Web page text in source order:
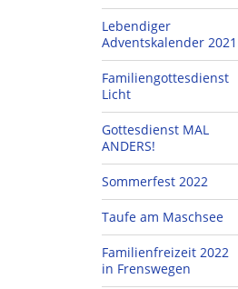
Lebendiger
Adventskalender 2021
Familiengottesdienst
Licht
Gottesdienst MAL
ANDERS!
Sommerfest 2022
Taufe am Maschsee
Familienfreizeit 2022
in Frenswegen